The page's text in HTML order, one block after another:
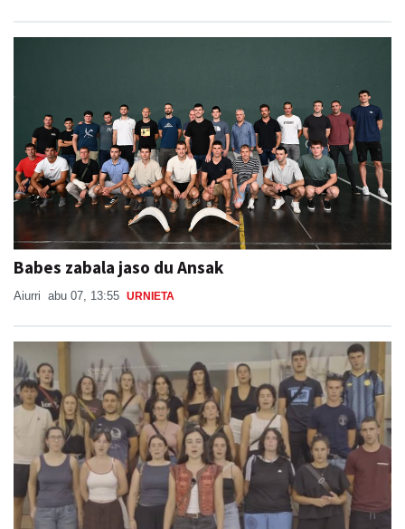
Babes zabala jaso du Ansak
Aiurri abu 07, 13:55 URNIETA